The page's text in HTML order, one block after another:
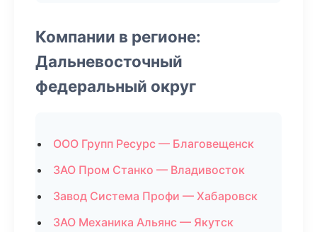
Компании в регионе:
Дальневосточный
федеральный округ
ООО Групп Ресурс — Благовещенск
ЗАО Пром Станко — Владивосток
Завод Система Профи — Хабаровск
ЗАО Механика Альянс — Якутск